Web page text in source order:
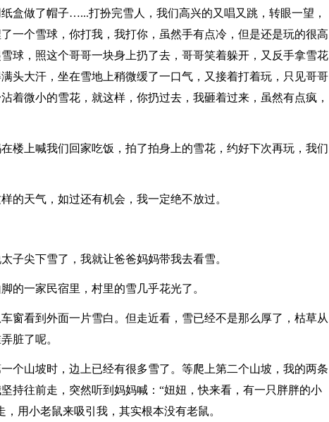
盒做了帽子…...打扮完雪人，我们高兴的又唱又跳，转眼一望，
一个雪球，你打我，我打你，虽然手有点冷，但是还是玩的很高
球，照这个哥哥一块身上扔了去，哥哥笑着躲开，又反手拿雪花
头大汗，坐在雪地上稍微缓了一口气，又接着打着玩，只见哥哥
着微小的雪花，就这样，你扔过去，我砸着过来，虽然有点疯，
楼上喊我们回家吃饭，拍了拍身上的雪花，约好下次再玩，我们
的天气，如过还有机会，我一定绝不放过。
子尖下雪了，我就让爸爸妈妈带我去看雪。
的一家民宿里，村里的雪几乎花光了。
窗看到外面一片雪白。但走近看，雪已经不是那么厚了，枯草从
脏了呢。
个山坡时，边上已经有很多雪了。等爬上第二个山坡，我的两条
持往前走，突然听到妈妈喊：“妞妞，快来看，有一只胖胖的小
用小老鼠来吸引我，其实根本没有老鼠。